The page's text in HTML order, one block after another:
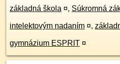
základná škola ¤, Súkromná
intelektovým nadaním ¤,
gymnázium ESPRIT ¤